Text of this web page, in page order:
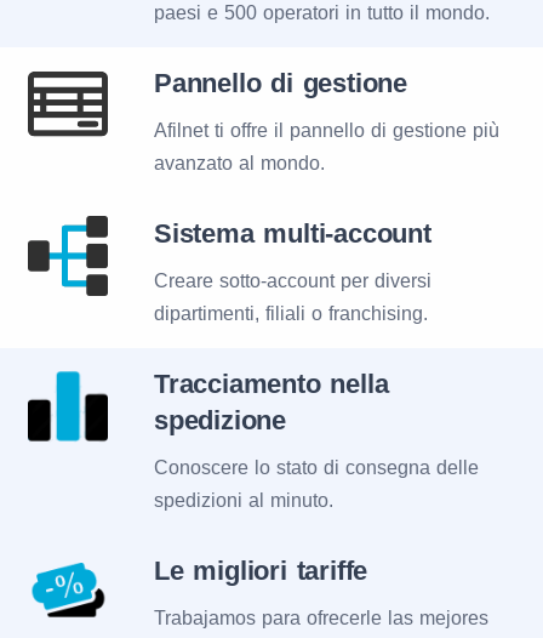
paesi e 500 operatori in tutto il mondo.
Pannello di gestione
Afilnet ti offre il pannello di gestione più
avanzato al mondo.
Sistema multi-account
Creare sotto-account per diversi
dipartimenti, filiali o franchising.
Tracciamento nella
spedizione
Conoscere lo stato di consegna delle
spedizioni al minuto.
Le migliori tariffe
Trabajamos para ofrecerle las mejores